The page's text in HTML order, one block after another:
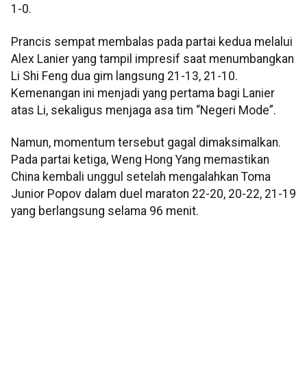
1-0.
Prancis sempat membalas pada partai kedua melalui
Alex Lanier yang tampil impresif saat menumbangkan
Li Shi Feng dua gim langsung 21-13, 21-10.
Kemenangan ini menjadi yang pertama bagi Lanier
atas Li, sekaligus menjaga asa tim “Negeri Mode”.
Namun, momentum tersebut gagal dimaksimalkan.
Pada partai ketiga, Weng Hong Yang memastikan
China kembali unggul setelah mengalahkan Toma
Junior Popov dalam duel maraton 22-20, 20-22, 21-19
yang berlangsung selama 96 menit.